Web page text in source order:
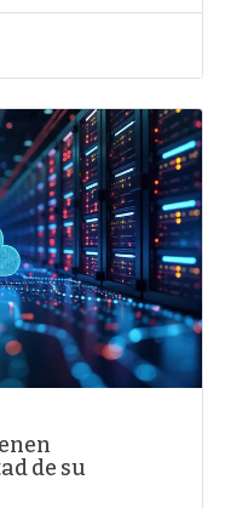
de su